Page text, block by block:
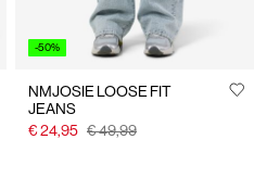
-50%
NMJOSIE LOOSE FIT
JEANS
€ 24,95 € 49,99